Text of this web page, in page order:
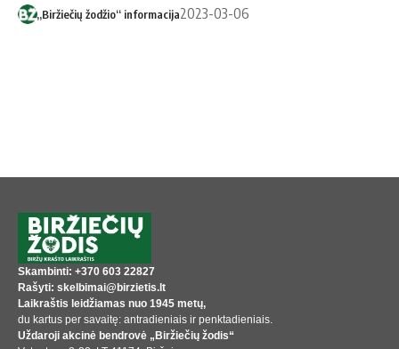
„Biržiečių žodžio“ informacija2023-03-06
Skambinti: +370 603 22827
Rašyti: skelbimai@birzietis.lt
Laikraštis leidžiamas nuo 1945 metų,
du kartus per savaitę: antradieniais ir penktadieniais.
Uždaroji akcinė bendrovė „Biržiečių žodis“